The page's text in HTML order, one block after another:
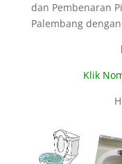
dan Pembenaran
Palembang
Klik